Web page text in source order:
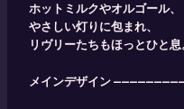
ホットミルクやオルゴール、
やさしい灯りに包まれ、
リヴリーたちもほっとひと息
メインデザイン